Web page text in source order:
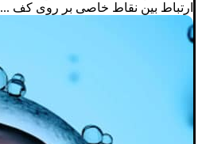
ارتباط بین نقاط خاصی بر روی کف ...